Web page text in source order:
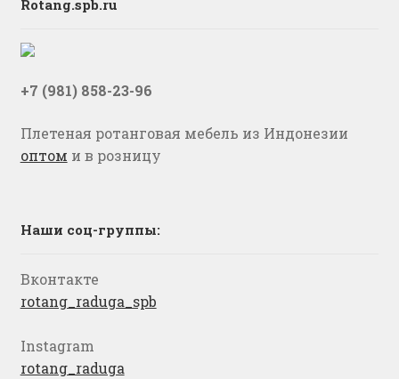
Rotang.spb.ru
+7 (981) 858-23-96
Плетеная ротанговая мебель из Индонезии
оптом и в розницу
Наши соц-группы:
Вконтакте
rotang_raduga_spb
Instagram
rotang_raduga